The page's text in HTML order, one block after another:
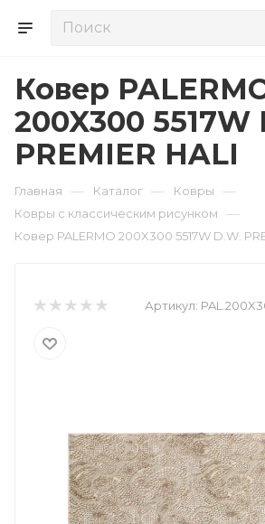
Ковер
200X300 5517W
PREMIER HALI
Главная — Каталог — Ковры —
Ковры с классическим рисунком —
Ковер PALERMO 200X300 5517W D.W.
Артикул: